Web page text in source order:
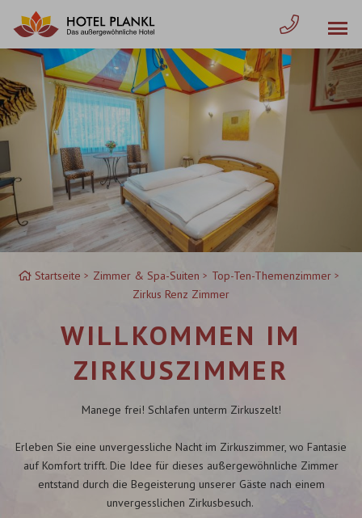
Zum
springen
Startseite Zimmer & Spa-Suiten
Top-Ten-Themenzimmer
Zirkus Renz Zimmer
WILLKOMMEN IM
ZIRKUSZIMMER
Manege frei! Schlafen unterm Zirkuszelt!
Erleben Sie eine unvergessliche Nacht im Zirkuszimmer, wo Fantasie
auf Komfort trifft. Die Idee für dieses außergewöhnliche Zimmer
entstand durch die Begeisterung unserer Gäste nach einem
unvergesslichen Zirkusbesuch.